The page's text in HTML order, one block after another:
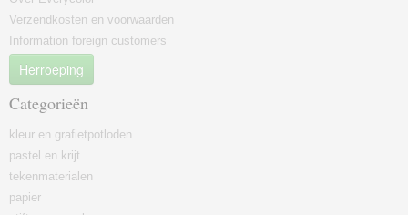
Verzendkosten en voorwaarden
Information foreign customers
Herroeping
Categorieën
kleur en grafietpotloden
pastel en krijt
tekenmaterialen
papier